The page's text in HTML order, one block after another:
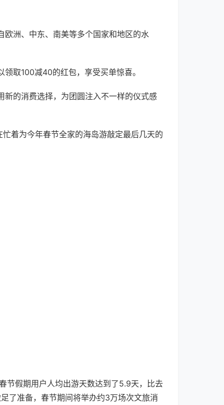
欧洲、中东、南美等多个国家和地区的水
取100减40的红包，享受买单惊喜。
新的消费选择，为团圆注入不一样的仪式感
着为今年春节全家的海岛游敲定最后几天的
节假期用户人均出游天数达到了5.9天，比去
了准备，春节期间将举办约3万场次文旅消